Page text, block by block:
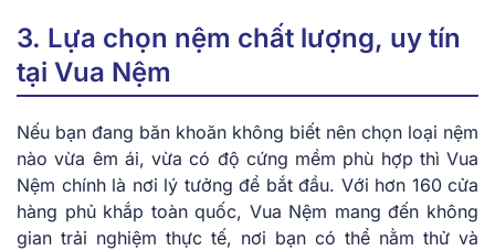
3. Lựa chọn nệm chất lượng, uy tín
tại Vua Nệm
Nếu bạn đang băn khoăn không biết nên chọn loại nệm
nào vừa êm ái, vừa có độ cứng mềm phù hợp thì Vua
Nệm chính là nơi lý tưởng để bắt đầu. Với hơn 160 cửa
hàng phủ khắp toàn quốc, Vua Nệm mang đến không
gian trải nghiệm thực tế, nơi bạn có thể nằm thử và